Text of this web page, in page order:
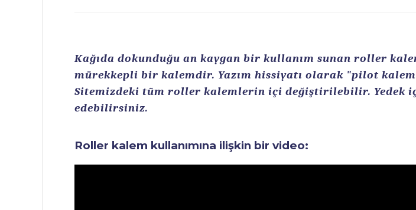
Kağıda dokunduğu an kaygan bir kullanım sunan roller
mürekkepli bir kalemdir. Yazım hissiyatı olarak "pilot
Sitemizdeki tüm roller kalemlerin içi değiştirilebilir. Yedek
edebilirsiniz.
Roller kalem kullanımına ilişkin bir video: